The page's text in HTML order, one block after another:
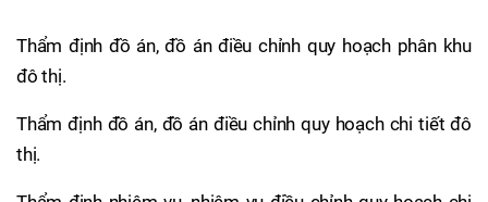
Thẩm định đồ án, đồ án điều chỉnh quy hoạch phân khu
đô thị.
Thẩm định đồ án, đồ án điều chỉnh quy hoạch chi tiết đô
thị.